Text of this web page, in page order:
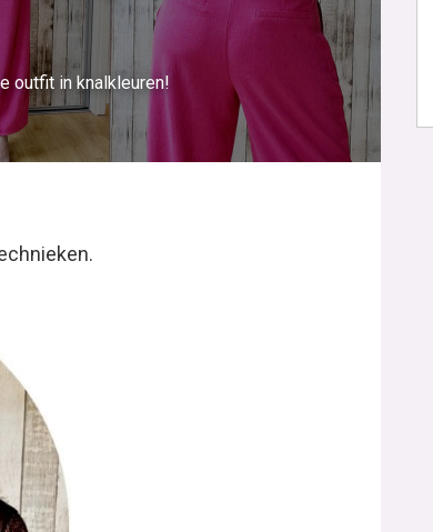
outfit in knalkleuren!